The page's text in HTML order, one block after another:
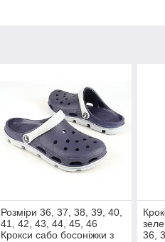
Розміри 36, 37, 38, 39, 40,
41, 42, 43, 44, 45, 46
Крокси сабо босоніжки з
36,